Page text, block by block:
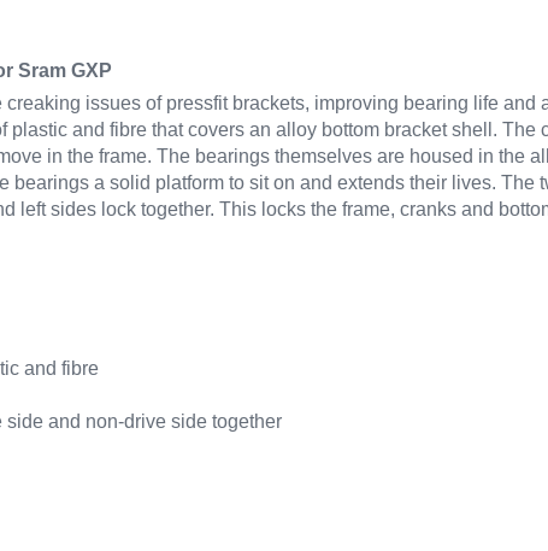
Sram GXP
issues of pressfit brackets, improving bearing life and
plastic and fibre that covers an alloy bottom bracket shell.
in the frame. The bearings themselves are housed in the
bearings a solid platform to sit on and extends their lives.
left sides lock together. This locks the frame, cranks and
and fibre
and non-drive side together